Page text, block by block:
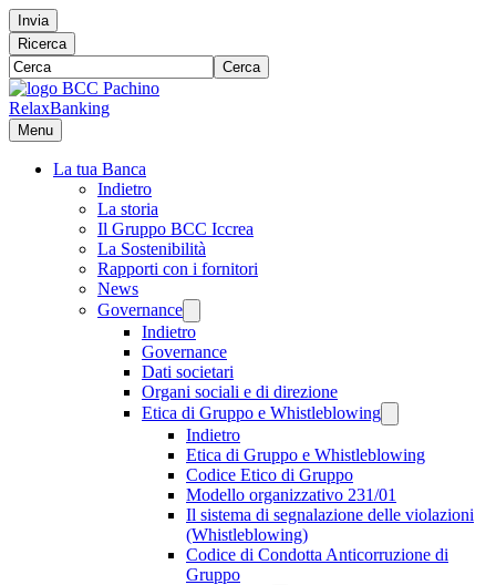
Invia
Ricerca
Cerca
RelaxBanking
Menu
La tua Banca
Indietro
La storia
Il Gruppo BCC Iccrea
La Sostenibilità
Rapporti con i fornitori
News
Governance
Indietro
Governance
Dati societari
Organi sociali e di direzione
Etica di Gruppo e Whistleblowing
Indietro
Etica di Gruppo e Whistleblowing
Codice Etico di Gruppo
Modello organizzativo 231/01
Il sistema di segnalazione delle violazioni
(Whistleblowing)
Codice di Condotta Anticorruzione di
Gruppo